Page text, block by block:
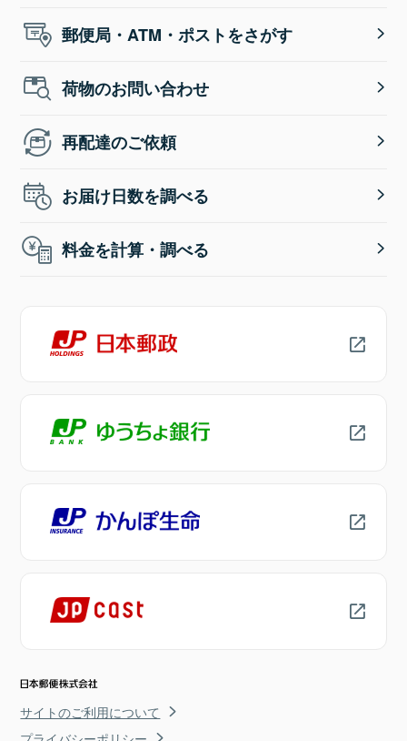
郵便局・ATM・ポストをさがす
荷物のお問い合わせ
再配達のご依頼
お届け日数を調べる
料金を計算・調べる
サイトのご利用について